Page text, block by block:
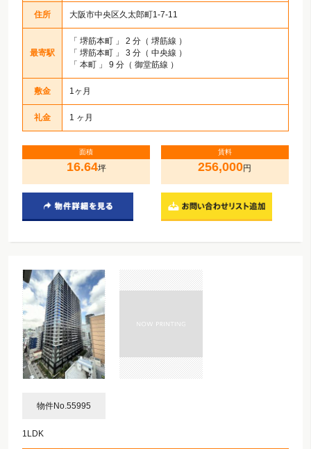
住所 大阪市中央区久太郎町1-7-11
最寄駅
「 堺筋本町 」 2 分（ 堺筋線 ）
「 堺筋本町 」 3 分（ 中央線 ）
「 本町 」 9 分（ 御堂筋線 ）
敷金 1ヶ月
礼金 1 ヶ月
面積
16.64坪
賃料
256,000円
物件No.55995
1LDK